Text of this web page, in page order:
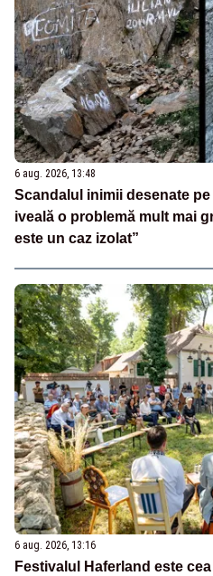
6 aug. 2026, 13:48
Scandalul inimii desenate
iveală o problemă mult mai
este un caz izolat”
6 aug. 2026, 13:16
Festivalul Haferland este